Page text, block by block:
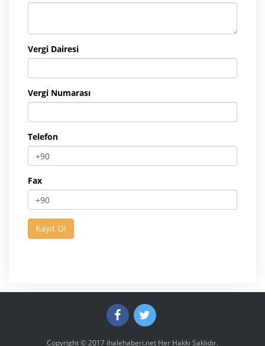
Vergi Dairesi
Vergi Numarası
Telefon
Fax
Copyright © 2017 ihalehaberi.net Her Hakkı Saklıdır.